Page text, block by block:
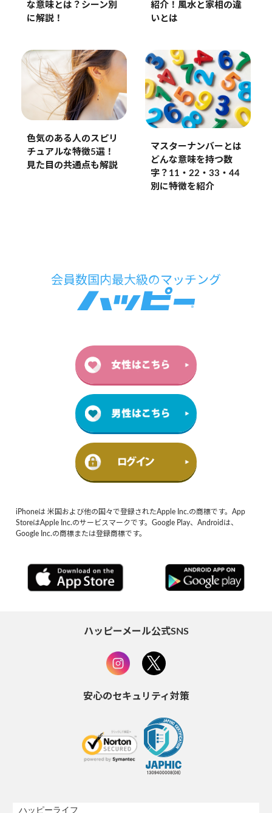
な意味とは？シーン別
に解説！
紹介！風水と家相の違
いとは
色気のある人のスピリ
チュアルな特徴5選！
見た目の共通点も解説
マスターナンバーとは
どんな意味を持つ数
字？11・22・33・44
別に特徴を紹介
iPhoneは 米国および他の国々で登録されたApple Inc.の商標です。App
StoreはApple Inc.のサービスマークです。Google Play、Androidは、
Google Inc.の商標または登録商標です。
ハッピーメール公式SNS
安心のセキュリティ対策
ハッピーライフ